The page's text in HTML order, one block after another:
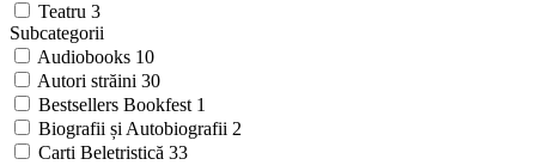
Teatru 3
Subcategorii
Audiobooks 10
Autori străini 30
Bestsellers Bookfest 1
Biografii și Autobiografii 2
Carti Beletristică 33